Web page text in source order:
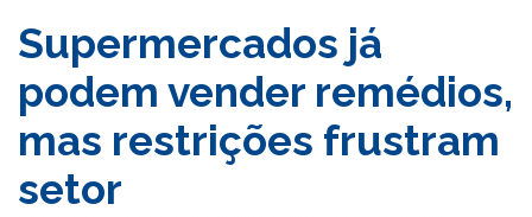
Supermercados já
podem vender remédios,
mas restrições frustram
setor